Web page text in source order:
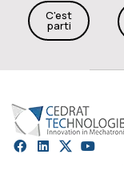
C'est
parti